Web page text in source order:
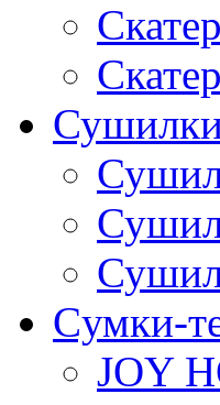
Cумки-
JOY